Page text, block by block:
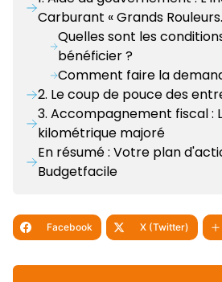
Carburant « Grands
Quelles sont les
bénéficier ?
Comment faire la
2. Le coup de pouce des
3. Accompagnement fiscal :
kilométrique majoré
En résumé : Votre plan
Budgetfacile
Facebook X (Twitter)